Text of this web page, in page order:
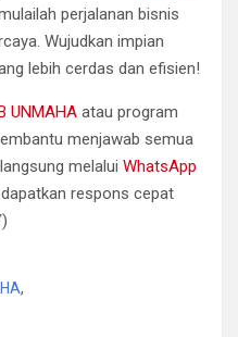
perjalanan bisnis
Wujudkan impian
lebih cerdas dan efisien!
UNMAHA atau program
menjawab semua
melalui WhatsApp
respons cepat
,